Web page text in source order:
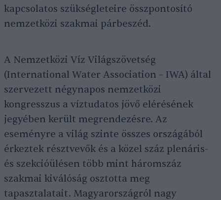
kapcsolatos szükségleteire összpontosító
nemzetközi szakmai párbeszéd.
A Nemzetközi Víz Világszövetség
(International Water Association – IWA) által
szervezett négynapos nemzetközi
kongresszus a víztudatos jövő elérésének
jegyében került megrendezésre. Az
eseményre a világ szinte összes országából
érkeztek résztvevők és a közel száz plenáris-
és szekcióülésen több mint háromszáz
szakmai kiválóság osztotta meg
tapasztalatait. Magyarországról nagy